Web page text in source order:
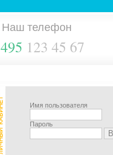
Наш телефон
495 123 45 67
Имя пользователя
Пароль